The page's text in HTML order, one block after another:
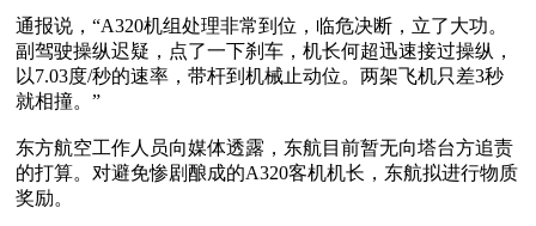
通报说，“A320机组处理非常到位，临危决断，立了大功。
副驾驶操纵迟疑，点了一下刹车，机长何超迅速接过操纵，
以7.03度/秒的速率，带杆到机械止动位。两架飞机只差3秒
就相撞。”
东方航空工作人员向媒体透露，东航目前暂无向塔台方追责
的打算。对避免惨剧酿成的A320客机机长，东航拟进行物质
奖励。